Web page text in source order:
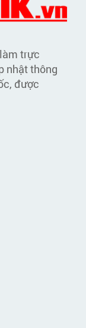
trực
nhật thông
được